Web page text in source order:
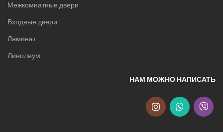
Межкомнатные двери
Входные двери
Ламинат
Линолеум
НАМ МОЖНО НАПИСАТЬ